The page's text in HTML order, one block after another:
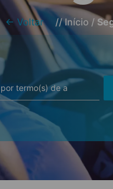
← Voltar //Início /